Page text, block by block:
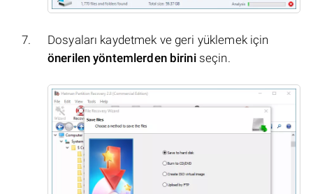
Dosyaları kaydetmek ve geri yüklemek için
önerilen yöntemlerden biriniseçin.